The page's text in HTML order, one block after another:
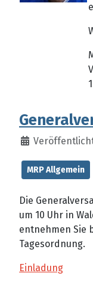
MRP Allgemein
Die
um 10 Uhr in
entnehmen Sie
Tagesordnung.
Einladung